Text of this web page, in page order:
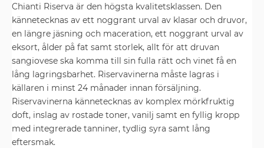
Chianti Riserva är den högsta kvalitetsklassen. Den
kännetecknas av ett noggrant urval av klasar och druvor,
en längre jäsning och maceration, ett noggrant urval av
eksort, ålder på fat samt storlek, allt för att druvan
sangiovese ska komma till sin fulla rätt och vinet få en
lång lagringsbarhet. Riservavinerna måste lagras i
källaren i minst 24 månader innan försäljning.
Riservavinerna kännetecknas av komplex mörkfruktig
doft, inslag av rostade toner, vanilj samt en fyllig kropp
med integrerade tanniner, tydlig syra samt lång
eftersmak.